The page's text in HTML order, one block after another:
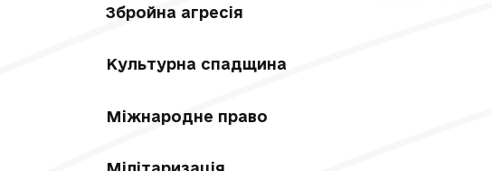
Збройна агресія
Культурна спадщина
Міжнародне право